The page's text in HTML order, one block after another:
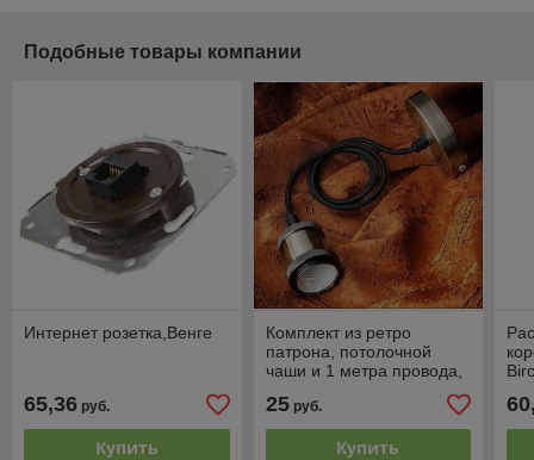
Подобные товары компании
Интернет розетка,Венге
65,36 руб.
Купить
Комплект из ретро
патрона, потолочной
чаши и 1 метра провода,
цвет - черненная бронза
(в разборе)
25руб.
Купить